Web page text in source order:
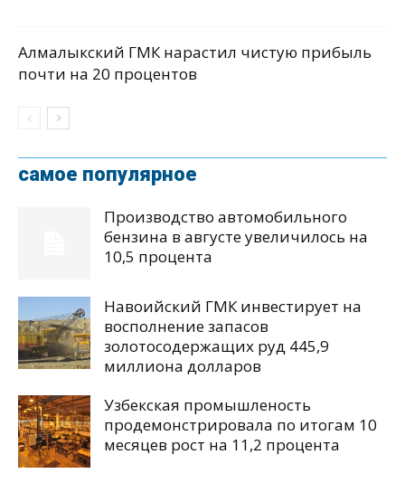
Алмалыкский ГМК нарастил чистую прибыль
почти на 20 процентов
самое популярное
Производство автомобильного
бензина в августе увеличилось на
10,5 процента
Навоийский ГМК инвестирует на
восполнение запасов
золотосодержащих руд 445,9
миллиона долларов
Узбекская промышленость
продемонстрировала по итогам 10
месяцев рост на 11,2 процента